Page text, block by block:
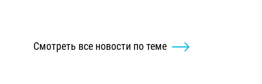
Смотреть все новости по теме